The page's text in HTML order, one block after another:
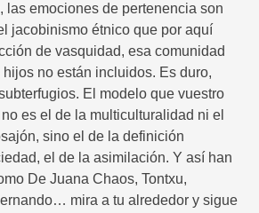
las emociones de pertenencia son
jacobinismo étnico que por aquí
de vasquidad, esa comunidad
no están incluidos. Es duro,
El modelo que vuestro
es el de la multiculturalidad ni el
sino el de la definición
el de la asimilación. Y así han
De Juana Chaos, Tontxu,
mira a tu alrededor y sigue